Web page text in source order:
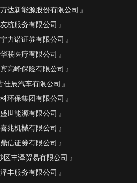
达新能源股份有限公司
杭服务有限公司
力诺证券有限公司
联医疗有限公司
高峰保险有限公司
佳辰汽车有限公司
环保集团有限公司
世能源有限公司
兆机械有限公司
信证券有限公司
区丰泽贸易有限公司
丰服务有限公司